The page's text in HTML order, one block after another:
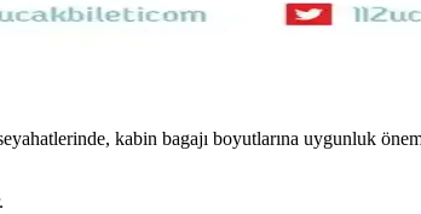
avantajlar, hava yolu kısıtlamaları ve
kabin bagajı boyutlarına uygunluk